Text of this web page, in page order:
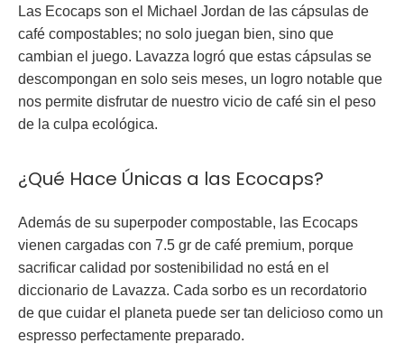
Las Ecocaps son el Michael Jordan de las cápsulas de
café compostables; no solo juegan bien, sino que
cambian el juego. Lavazza logró que estas cápsulas se
descompongan en solo seis meses, un logro notable que
nos permite disfrutar de nuestro vicio de café sin el peso
de la culpa ecológica.
¿Qué Hace Únicas a las Ecocaps?
Además de su superpoder compostable, las Ecocaps
vienen cargadas con 7.5 gr de café premium, porque
sacrificar calidad por sostenibilidad no está en el
diccionario de Lavazza. Cada sorbo es un recordatorio
de que cuidar el planeta puede ser tan delicioso como un
espresso perfectamente preparado.